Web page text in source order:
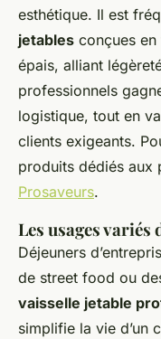
esthétique. Il est
jetables conçues
épais, alliant
professionnels
logistique, tout en
clients exigeants.
produits dédiés aux
Prosaveurs.
Les usages variés
Déjeuners
de street food ou
vaisselle jetable
simplifie la vie d’un